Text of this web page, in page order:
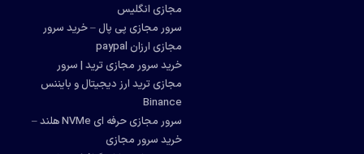
مجازی انگلیس
سرور مجازی پی پال – خرید سرور
مجازی ارزان paypal
خرید سرور مجازی ترید | سرور
مجازی ترید ارز دیجیتال و بایننس
Binance
سرور مجازی حرفه ای NVMe هلند –
خرید سرور مجازی